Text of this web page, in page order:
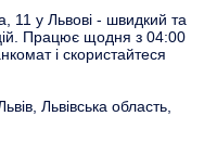
11 у Львові - швидкий та
Працює щодня з 04:00
і скористайтеся
Львівська область,